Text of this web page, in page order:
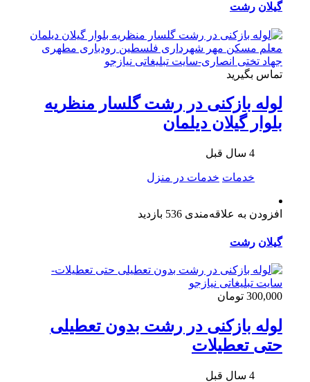
گیلان رشت
تماس بگیرید
لوله بازکنی در رشت گلسار منظریه
بلوار گیلان دیلمان
4 سال قبل
خدمات خدمات در منزل
افزودن به علاقه‌مندی 536 بازدید
گیلان رشت
300,000 تومان
لوله بازکنی در رشت بدون تعطیلی
حتی تعطیلات
4 سال قبل